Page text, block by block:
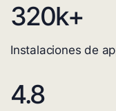
320k+
Instalaciones de
4.8